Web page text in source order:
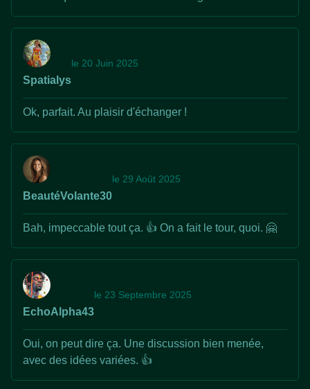
Spatialys
le 20 Juin 2025
Ok, parfait. Au plaisir d'échanger !
BeautéVolante30
le 29 Août 2025
Bah, impeccable tout ça. 👍 On a fait le tour, quoi. 🤗
EchoAlpha43
le 23 Septembre 2025
Oui, on peut dire ça. Une discussion bien menée,
avec des idées variées. 👍